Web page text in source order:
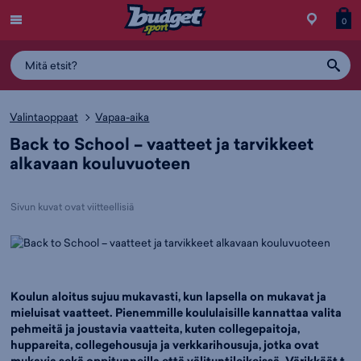
Siirry
0
Valintaoppaat Vapaa-aika
Back to School – vaatteet ja tarvikkeet
alkavaan kouluvuoteen
Sivun kuvat ovat viitteellisiä
Koulun aloitus sujuu mukavasti, kun lapsella on mukavat ja
mieluisat vaatteet. Pienemmille koululaisille kannattaa valita
pehmeitä ja joustavia vaatteita, kuten collegepaitoja,
huppareita, collegehousuja ja verkkarihousuja, jotka ovat